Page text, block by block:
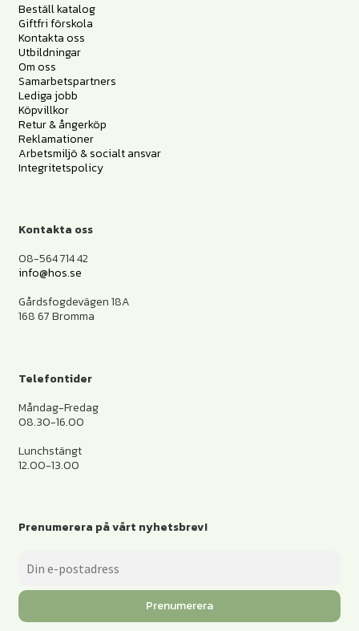
Beställ katalog
Giftfri förskola
Kontakta oss
Utbildningar
Om oss
Samarbetspartners
Lediga jobb
Köpvillkor
Retur & ångerköp
Reklamationer
Arbetsmiljö & socialt ansvar
Integritetspolicy
Kontakta oss
08-564 714 42
info@hos.se
Gårdsfogdevägen 18A
168 67 Bromma
Telefontider
Måndag-Fredag
08.30-16.00
Lunchstängt
12.00-13.00
Prenumerera på vårt nyhetsbrev!
Prenumerera